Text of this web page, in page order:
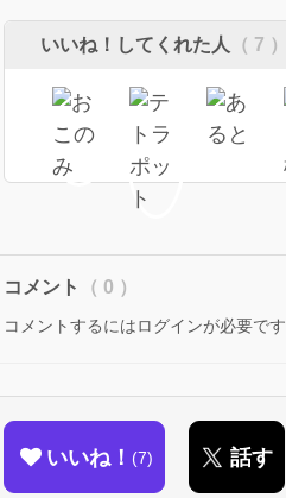
いいね！してくれた人 （ 7 ）
コメント （ 0 ）
コメントするにはログインが必要です
いいね！ 7 話す